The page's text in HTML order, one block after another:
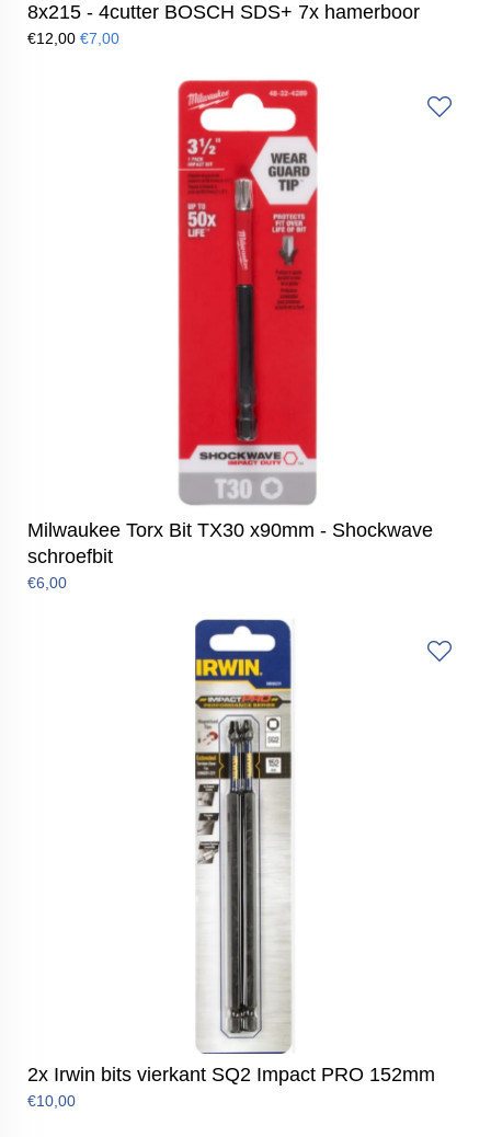
8x215 - 4cutter BOSCH SDS+ 7x hamerboor
€12,00 €7,00
Milwaukee Torx Bit TX30 x90mm - Shockwave
schroefbit
€6,00
2x Irwin bits vierkant SQ2 Impact PRO 152mm
€10,00